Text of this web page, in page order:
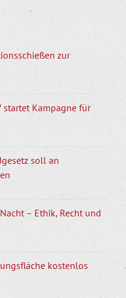
zur
startet Kampagne für
soll an
– Ethik, Recht und
kostenlos